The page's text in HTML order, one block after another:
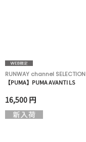
RUNWAY channel SELECTION
【PUMA】PUMA AVANTI LS
16,500 円